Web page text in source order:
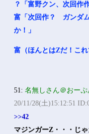
？「富野クン、次回作
富「次回作？ ガンダ
か！」
富（ほんとはZだ！これ
51:名無しさん＠おーぷ
20/11/28(土)15:12:51
>>42
マジンガーZ・・・じ